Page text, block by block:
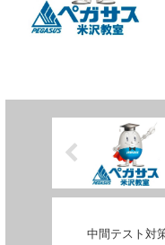
中間テスト対